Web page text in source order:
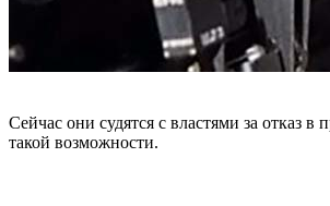
Сейчас они судятся с властями за отказ в
такой возможности.